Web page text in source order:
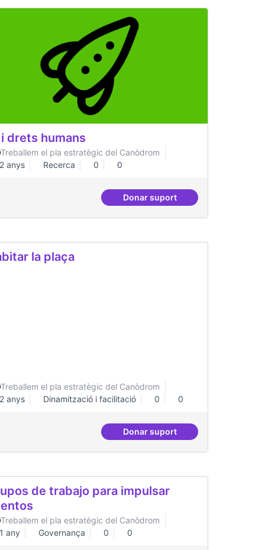
drets humans
Treballem el pla estratègic del Canòdrom
2 anys
Recerca 0 0
Donar suportIA i drets humans
Treballem el pla estratègic del Canòdrom
2 anys
Dinamització i facilitació 0 0
Donar suportHabitar la plaça